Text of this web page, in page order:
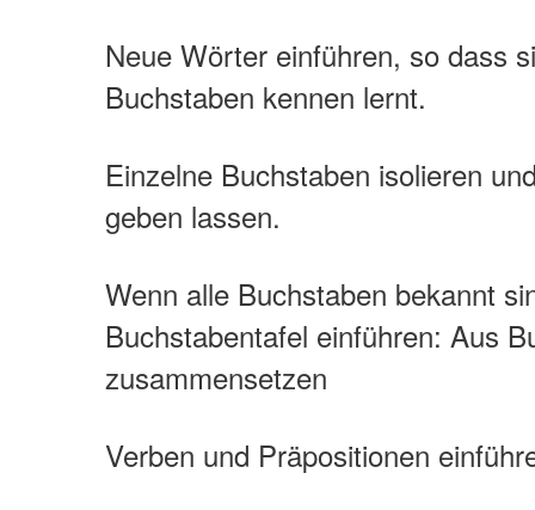
Neue Wörter einführen, so dass
Buchstaben kennen lernt.
Einzelne Buchstaben isolieren
geben lassen.
Wenn alle Buchstaben bekannt
Buchstabentafel einführen: Aus
zusammensetzen
Verben und Präpositionen